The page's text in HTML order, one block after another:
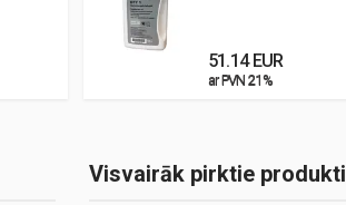
51.14 EUR
ar PVN 21%
ar PVN 21%
Visvairāk pirktie produkti